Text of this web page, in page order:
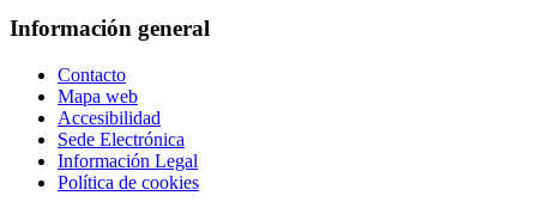
Información general
Contacto
Mapa web
Accesibilidad
Sede Electrónica
Información Legal
Política de cookies